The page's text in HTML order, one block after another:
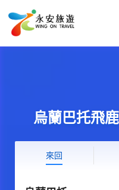
烏蘭巴托飛
來回